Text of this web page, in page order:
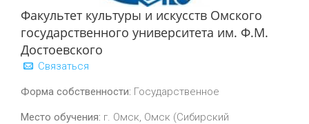
Факультет культуры и искусств Омского
государственного университета им. Ф.М.
Достоевского
Связаться
Форма собственности: Государственное
Место обучения: г. Омск, Омск (Сибирский